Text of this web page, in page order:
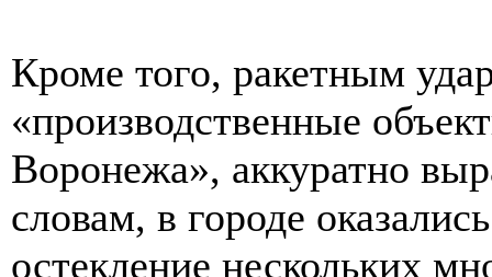
Кроме того, ракетным
«производственные
Воронежа», аккуратно
словам, в городе
остекление нескольких